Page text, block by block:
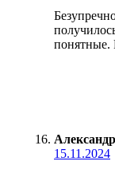
понятные.
15.11.2024